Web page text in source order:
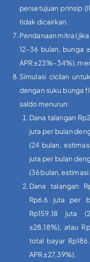
persetujuan prinsip
tidak dicairkan.
Pendanaan mitra
12–36 bulan, bunga
APR ±23%–34%),
Simulasi cicilan
dengan suku bunga
saldo menurun:
Dana talangan
juta per bulan
(24 bulan,
juta per bulan
(36 bulan, estimasi
Dana talangan
Rp6.6 juta per
Rp159.18 juta
±28,18%), atau
total bayar
APR ±27,39%).